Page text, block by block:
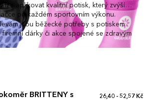
lze aplikovat kvalitní potisk, který zvýší
při každém sportovním výkonu.
jsou běžecké potřeby s potiskem
dárky či akce spojené se zdravým
BRITTENY s
26,40 - 52,57 Kč